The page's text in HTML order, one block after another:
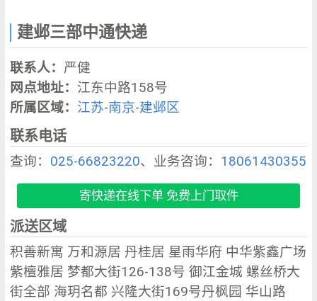
建邺三部中通快递
联系人： 严健
网点地址： 江东中路158号
所属区域： 江苏-南京-建邺区
联系电话
查询： 025-66823220、业务咨询： 18061430355
寄快递在线下单 免费上门取件
派送区域
积善新寓 万和源居 丹桂居 星雨华府 中华紫鑫广场
紫檀雅居 梦都大街126-138号 御江金城 螺丝桥大
街全部 海玥名都 兴隆大街169号丹枫园 华山路